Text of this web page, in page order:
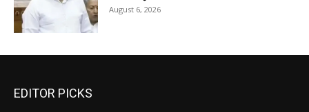
August 6, 2026
EDITOR PICKS